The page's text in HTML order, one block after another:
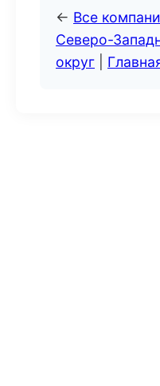
← Все
Северо-
округ